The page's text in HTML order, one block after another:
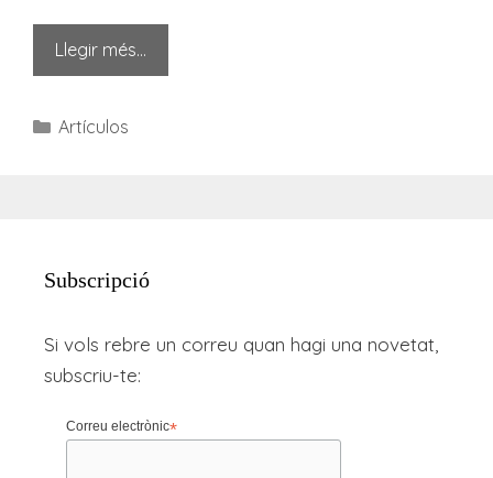
Llegir més…
Categories
Artículos
Subscripció
Si vols rebre un correu quan hagi una novetat,
subscriu-te:
Correu electrònic*